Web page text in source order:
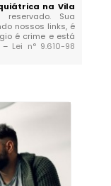
na Vila
Sua
nossos links, é
é crime e está
– Lei n° 9.610-98